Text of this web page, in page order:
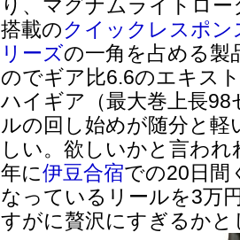
り、マグナムライトロー
搭載のクイックレスポン
リーズの一角を占める製
のでギア比6.6のエキス
ハイギア（最大巻上長
ルの回し始めが随分と
しい。欲しいかと言わ
年に伊豆合宿での20日間
なっているリールを3万
すがに贅沢にすぎるかと